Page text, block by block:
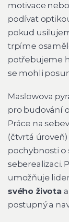
motivace
podívat
pokud
trpíme
potřebujeme
se mohli
Maslowova
pro budování
Práce na
(čtvrtá
pochybnosti o
seberealizaci.
umožňuje
svého života
postupný a